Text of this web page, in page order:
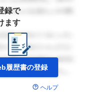
録で
ます
履歴書の登録
ヘルプ